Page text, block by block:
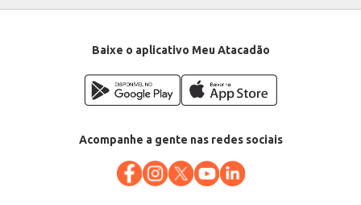
Baixe o aplicativo Meu Atacadão
Acompanhe a gente nas redes sociais